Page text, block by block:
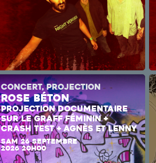
CONCERT, PROJECTION
Rose Béton
PROJECTION DOCUMENTAIRE
SUR LE GRAFF FÉMININ +
CRASH TEST + AGNÈS ET LENNY
SAM 26 SEPTEMBRE
2026 20H00